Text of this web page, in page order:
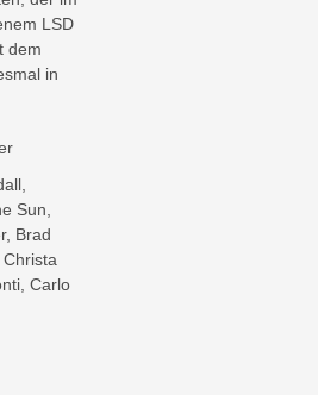
LSD
dem
in
Sun,
Brad
Carlo